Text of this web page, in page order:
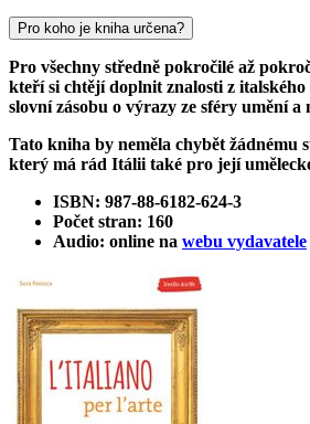
Pro koho je kniha určena?
Pro všechny středně pokročilé až
kteří si chtějí doplnit znalosti z
slovní zásobu o výrazy ze sféry umění a
Tato kniha by neměla chybět žádnému
který má rád Itálii také pro její
ISBN: 987-88-6182-624-3
Počet stran: 160
Audio: online na webu vydavatele